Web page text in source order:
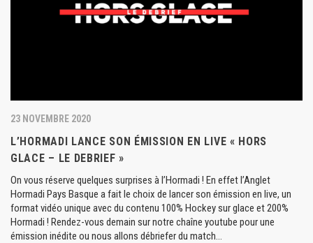
23 NOVEMBRE 2020
L’HORMADI LANCE SON ÉMISSION EN LIVE « HORS
GLACE – LE DEBRIEF »
On vous réserve quelques surprises à l’Hormadi ! En effet l’Anglet
Hormadi Pays Basque a fait le choix de lancer son émission en live, un
format vidéo unique avec du contenu 100% Hockey sur glace et 200%
Hormadi ! Rendez-vous demain sur notre chaîne youtube pour une
émission inédite ou nous allons débriefer du match…